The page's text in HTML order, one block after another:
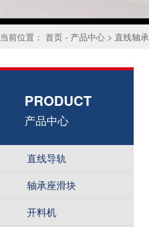
当前位置： 首页 - 产品中心 > 直线轴承
PRODUCT
产品中心
直线导轨
轴承座滑块
开料机